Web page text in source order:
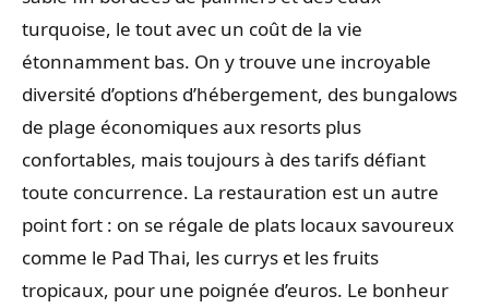
turquoise, le tout avec un coût de la vie
étonnamment bas. On y trouve une incroyable
diversité d’options d’hébergement, des bungalows
de plage économiques aux resorts plus
confortables, mais toujours à des tarifs défiant
toute concurrence. La restauration est un autre
point fort : on se régale de plats locaux savoureux
comme le Pad Thai, les currys et les fruits
tropicaux, pour une poignée d’euros. Le bonheur